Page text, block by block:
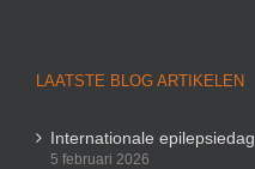
LAATSTE BLOG ARTIKELEN
Internationale epilepsiedag
5 februari 2026